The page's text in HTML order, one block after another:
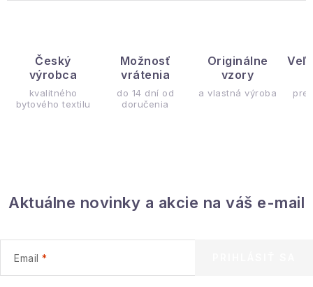
Český
výrobca
kvalitného
bytového textilu
Možnosť
vrátenia
do 14 dní od
doručenia
Originálne
vzory
a vlastná výroba pre
Aktuálne novinky a akcie na váš e-mail
Email